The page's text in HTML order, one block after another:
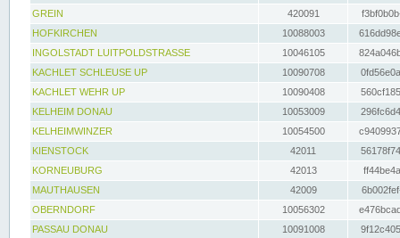
GREIN
420091
HOFKIRCHEN
10088003
INGOLSTADT LUITPOLDSTRASSE
10046105
KACHLET SCHLEUSE UP
10090708
KACHLET WEHR UP
10090408
KELHEIM DONAU
10053009
KELHEIMWINZER
10054500
KIENSTOCK
42011
KORNEUBURG
42013
MAUTHAUSEN
42009
OBERNDORF
10056302
PASSAU DONAU
10091008